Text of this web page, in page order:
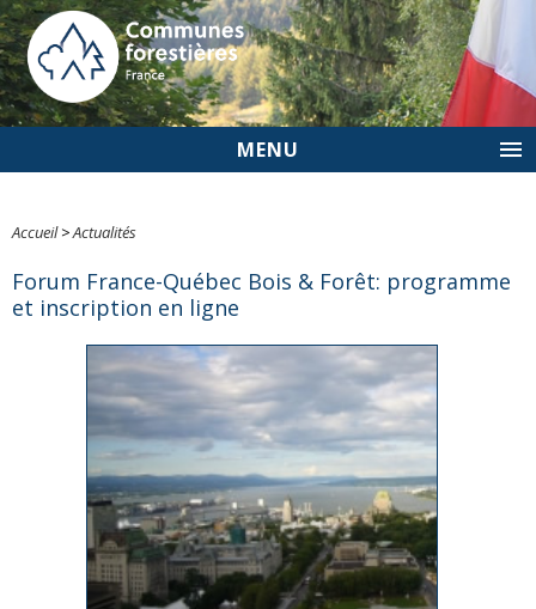
MENU
Accueil>Actualités
Forum France-Québec Bois & Forêt: programme
et inscription en ligne